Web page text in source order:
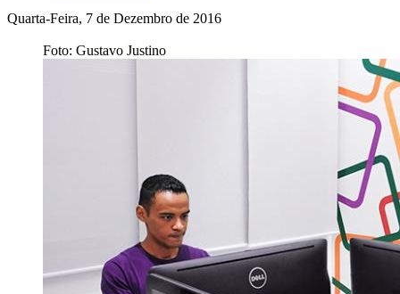
Quarta-Feira, 7 de Dezembro de 2016
Foto: Gustavo Justino